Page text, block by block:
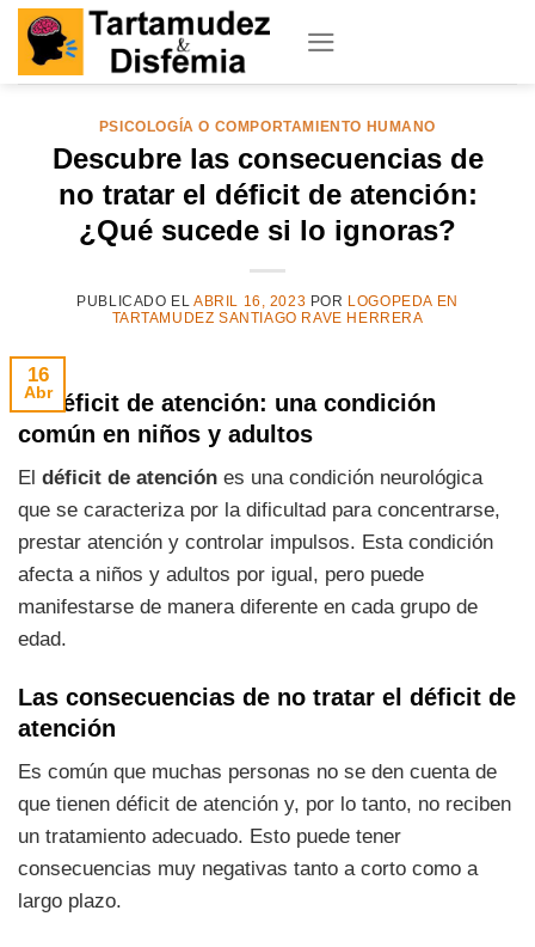
Skip
content
PSICOLOGÍA O COMPORTAMIENTO HUMANO
Descubre las consecuencias de
no tratar el déficit de atención:
¿Qué sucede si lo ignoras?
PUBLICADO EL ABRIL 16, 2023 POR LOGOPEDA EN
TARTAMUDEZ SANTIAGO RAVE HERRERA
16
Abr
El déficit de atención: una condición
común en niños y adultos
El déficit de atención es una condición neurológica
que se caracteriza por la dificultad para concentrarse,
prestar atención y controlar impulsos. Esta condición
afecta a niños y adultos por igual, pero puede
manifestarse de manera diferente en cada grupo de
edad.
Las consecuencias de no tratar el déficit de
atención
Es común que muchas personas no se den cuenta de
que tienen déficit de atención y, por lo tanto, no reciben
un tratamiento adecuado. Esto puede tener
consecuencias muy negativas tanto a corto como a
largo plazo.